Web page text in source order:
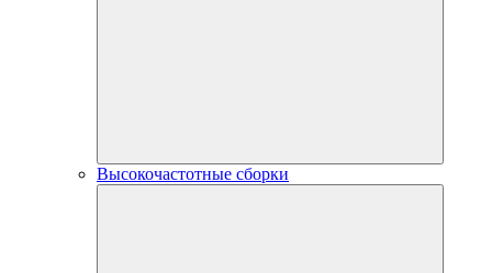
Высокочастотные сборки